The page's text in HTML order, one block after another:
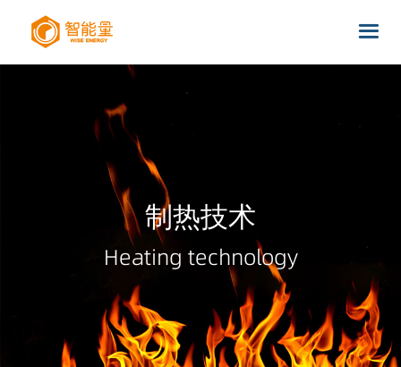
制热技术
Heating technology